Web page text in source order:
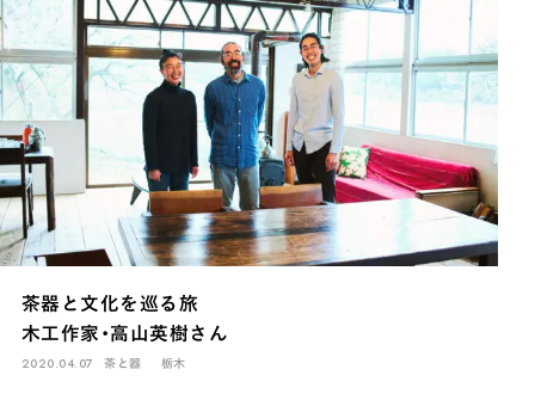
茶器と文化を巡る旅
木工作家・高山英樹さん
2020.04.07 茶と器 栃木